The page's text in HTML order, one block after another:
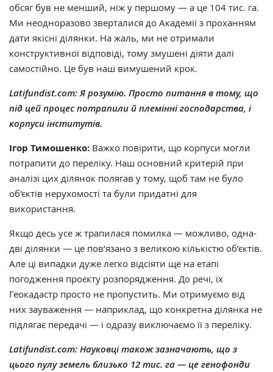
обсяг був не менший, ніж у першому — а це 104 тис. га.
Ми неодноразово зверталися до Академії з проханням
дати якісні ділянки. На жаль, ми не отримали
конструктивної відповіді, тому змушені діяти далі
самостійно. Це був наш вимушений крок.
Latifundist.com: Я розумію. Просто питання в тому, що
під цей процес потрапили й племінні господарства, і
корпуси інститутів.
Ігор Тимошенко: Важко повірити, що корпуси могли
потрапити до переліку. Наш основний критерій при
аналізі цих ділянок полягав у тому, щоб там не було
об'єктів нерухомості та були придатні для
використання.
Якщо десь усе ж трапилася помилка — можливо, одна-
дві ділянки — це пов’язано з великою кількістю об’єктів.
Але ці випадки дуже легко відсіяти ще на етапі
погодження проєкту розпорядження. До речі, їх
Геокадастр просто не пропустить. Ми отримуємо від
них зауваження — наприклад, що конкретна ділянка не
підлягає передачі — і одразу виключаємо її з переліку.
Latifundist.com: Науковці також зазначають, що з
цього пулу земель близько 12 тис. га — це генофонди